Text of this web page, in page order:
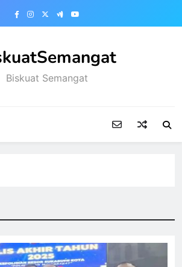
Biskuat Semangat